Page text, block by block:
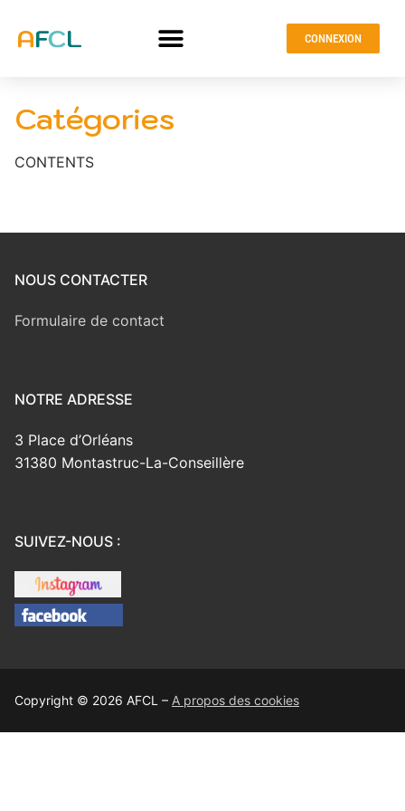
CONNEXION
Catégories
CONTENTS
NOUS CONTACTER
Formulaire de contact
NOTRE ADRESSE
3 Place d’Orléans
31380 Montastruc-La-Conseillère
SUIVEZ-NOUS :
Copyright © 2026 AFCL – A propos des cookies